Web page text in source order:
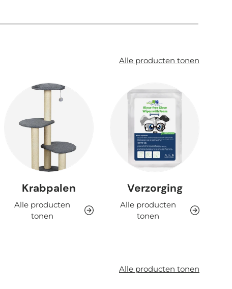
Alle producten tonen
Krabpalen
Alle producten
tonen
Verzorging
Alle producten
tonen
Alle producten tonen